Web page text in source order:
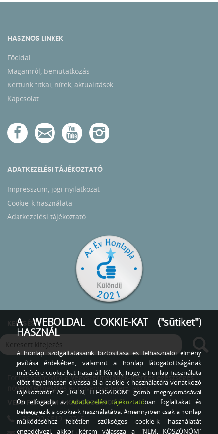
HASZNOS LINKEK
Főoldal
Magamról, bemutatkozás
Kertünk titkai, hírek, aktualitások
Kapcsolat
ADATKEZELÉSI TÁJÉKOZTATÓ
Impresszum, jogi nyilatkozat
Cookie-k használata
Adatkezelési tájékoztató
KERESÉS
Fontos számodra aVegyszermaradék-mentes egészséges
növénytermesztés és növényvédelem, akkor
VEDD FEL VELEM A KAPCSOLATOT
+36 - 20 / 519 - 2745
A WEBOLDAL COKKIE-KAT ("sütiket")
HASZNÁL
A honlap szolgáltatásaink biztosítása és felhasználói élmény
javítása érdekében, valamint a honlap látogatottságának
mérésére cookie-kat használ! Kérjük, hogy a honlap használata
előtt figyelmesen olvassa el a cookie-k használatára vonatkozó
tájékoztatót! Az „IGEN, ELFOGADOM” gomb megnyomásával
Ön elfogadja azAdatkezelési tájékoztatóban foglaltakat és
beleegyezik a cookie-k használatába. Amennyiben csak a honlap
működéséhez feltétlen szükséges cookie-k használatát
engedélyezi, akkor kérem válassza a "NEM, KÖSZÖNÖM"